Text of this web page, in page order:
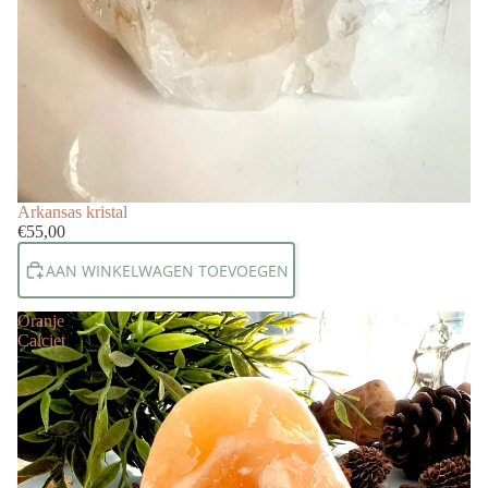
Arkansas kristal
€55,00
AAN WINKELWAGEN TOEVOEGEN
Oranje
Calciet